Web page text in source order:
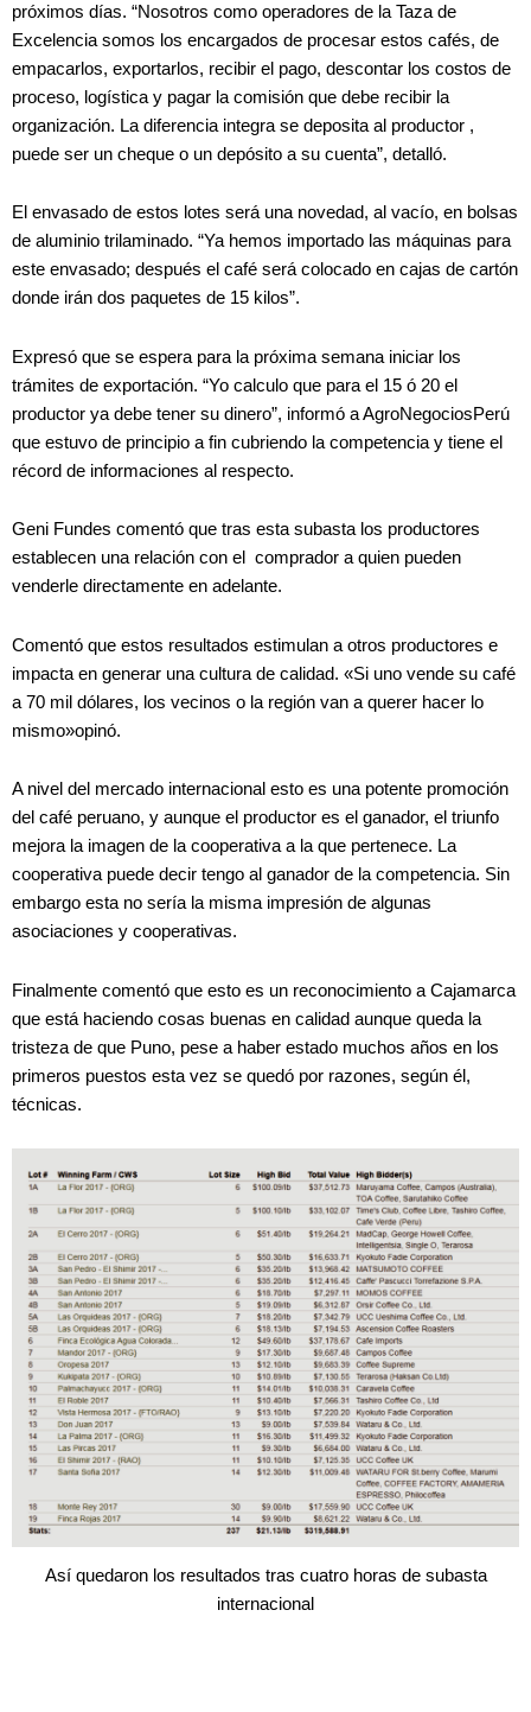
próximos días. “Nosotros como operadores de la Taza de
Excelencia somos los encargados de procesar estos cafés, de
empacarlos, exportarlos, recibir el pago, descontar los costos de
proceso, logística y pagar la comisión que debe recibir la
organización. La diferencia integra se deposita al productor ,
puede ser un cheque o un depósito a su cuenta”, detalló.
El envasado de estos lotes será una novedad, al vacío, en bolsas
de aluminio trilaminado. “Ya hemos importado las máquinas para
este envasado; después el café será colocado en cajas de cartón
donde irán dos paquetes de 15 kilos”.
Expresó que se espera para la próxima semana iniciar los
trámites de exportación. “Yo calculo que para el 15 ó 20 el
productor ya debe tener su dinero”, informó a AgroNegociosPerú
que estuvo de principio a fin cubriendo la competencia y tiene el
récord de informaciones al respecto.
Geni Fundes comentó que tras esta subasta los productores
establecen una relación con el comprador a quien pueden
venderle directamente en adelante.
Comentó que estos resultados estimulan a otros productores e
impacta en generar una cultura de calidad. «Si uno vende su café
a 70 mil dólares, los vecinos o la región van a querer hacer lo
mismo»opinó.
A nivel del mercado internacional esto es una potente promoción
del café peruano, y aunque el productor es el ganador, el triunfo
mejora la imagen de la cooperativa a la que pertenece. La
cooperativa puede decir tengo al ganador de la competencia. Sin
embargo esta no sería la misma impresión de algunas
asociaciones y cooperativas.
Finalmente comentó que esto es un reconocimiento a Cajamarca
que está haciendo cosas buenas en calidad aunque queda la
tristeza de que Puno, pese a haber estado muchos años en los
primeros puestos esta vez se quedó por razones, según él,
técnicas.
Así quedaron los resultados tras cuatro horas de subasta
internacional